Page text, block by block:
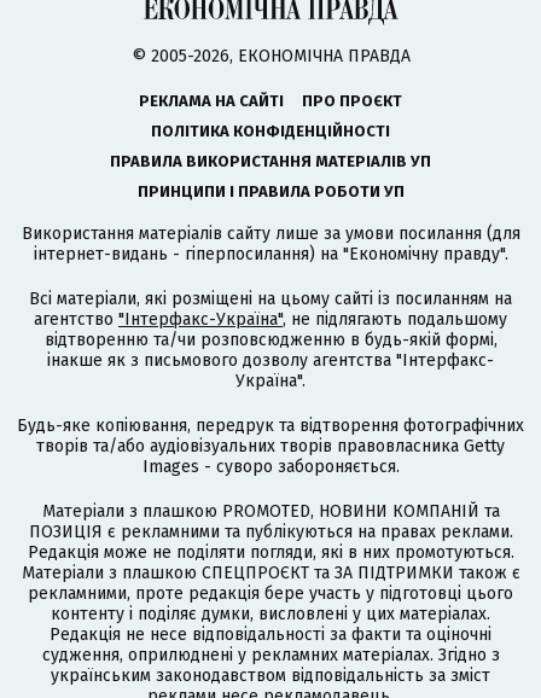
© 2005-2026, ЕКОНОМІЧНА ПРАВДА
РЕКЛАМА НА САЙТІ
ПРО ПРОЄКТ
ПОЛІТИКА КОНФІДЕНЦІЙНОСТІ
ПРАВИЛА ВИКОРИСТАННЯ МАТЕРІАЛІВ УП
ПРИНЦИПИ І ПРАВИЛА РОБОТИ УП
Використання матеріалів сайту лише за умови посилання (для
інтернет-видань - гіперпосилання) на "Економічну правду".
Всі матеріали, які розміщені на цьому сайті із посиланням на
агентство "Інтерфакс-Україна", не підлягають подальшому
відтворенню та/чи розповсюдженню в будь-якій формі,
інакше як з письмового дозволу агентства "Інтерфакс-
Україна".
Будь-яке копіювання, передрук та відтворення фотографічних
творів та/або аудіовізуальних творів правовласника Getty
Images - суворо забороняється.
Матеріали з плашкою PROMOTED, НОВИНИ КОМПАНІЙ та
ПОЗИЦІЯ є рекламними та публікуються на правах реклами.
Редакція може не поділяти погляди, які в них промотуються.
Матеріали з плашкою СПЕЦПРОЄКТ та ЗА ПІДТРИМКИ також є
рекламними, проте редакція бере участь у підготовці цього
контенту і поділяє думки, висловлені у цих матеріалах.
Редакція не несе відповідальності за факти та оціночні
судження, оприлюднені у рекламних матеріалах. Згідно з
українським законодавством відповідальність за зміст